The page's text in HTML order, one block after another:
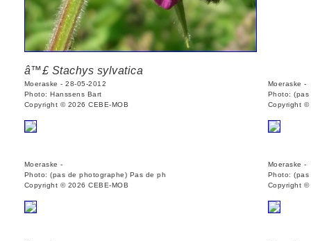
â™£ Stachys sylvatica
Moeraske - 28-05-2012
Photo: Hanssens Bart
Copyright © 2026 CEBE-MOB
Moeraske -
Photo:
Copyright ©
Moeraske -
Photo: (pas de photographe) Pas de ph
Copyright © 2026 CEBE-MOB
Moeraske -
Photo:
Copyright ©